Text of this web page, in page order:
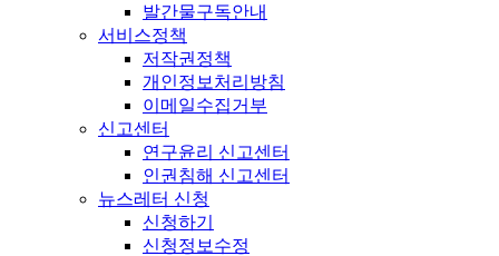
발간물구독안내
서비스정책
저작권정책
개인정보처리방침
이메일수집거부
신고센터
연구윤리 신고센터
인권침해 신고센터
뉴스레터 신청
신청하기
신청정보수정